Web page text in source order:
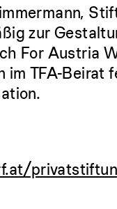
zur
For Austria
im TFA-